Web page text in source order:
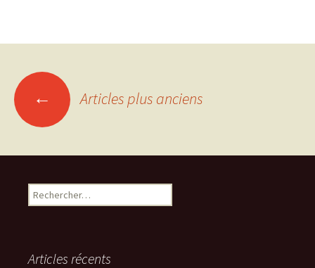
Navigation
des
articles
← Articles plus anciens
Rechercher :
Articles récents